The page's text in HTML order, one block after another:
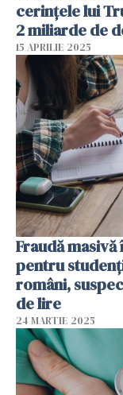
cerinţele lui
2 miliarde de
15 APRILIE 2025
Fraudă
pentru
români,
de lire
24 MARTIE 2025